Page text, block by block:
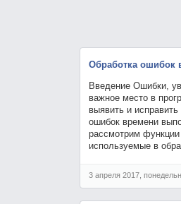
Обработка ошибок
Введение Ошибки,
важное место в
выявить и
ошибок времени
рассмотрим функции
используемые в
3 апреля 2017,